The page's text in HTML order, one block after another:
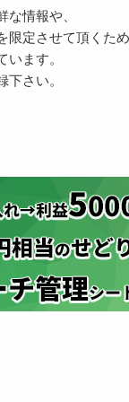
情報や、
限定させて頂くため
ます。
さい。